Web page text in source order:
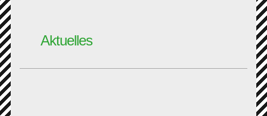
Aktuelles